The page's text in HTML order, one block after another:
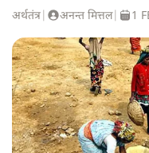
अर्थतंत्र अनन्त मित्तल| 1